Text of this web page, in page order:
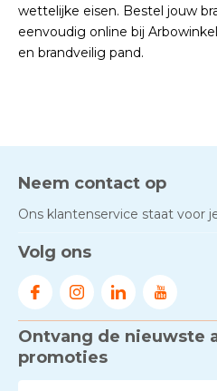
wettelijke eisen. Bestel jouw
eenvoudig online bij
en brandveilig pand.
Neem contact op
Ons klantenservice staat voor
Volg ons
Ontvang de nieuwste
promoties